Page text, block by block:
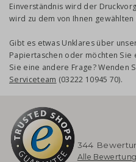
Einverständnis wird der
wird zu dem von Ihnen
Gibt es etwas Unklares über
Papiertaschen oder möchten Sie
Sie eine andere Frage? Wenden
Serviceteam (03222 10945 70).
344
Alle